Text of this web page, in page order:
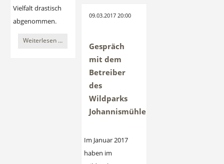
Vielfalt drastisch
abgenommen.
Weiterlesen …
Urstromtal
09.03.2017 20:00
Gespräch
mit dem
Betreiber
des
Wildparks
Johannismühle
Im Januar 2017
haben im